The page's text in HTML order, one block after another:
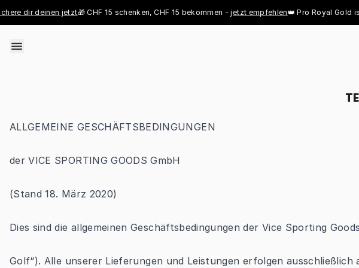
dir deinen jetzt 🎁 CHF 15 schenken, CHF 15 bekommen - jetzt empfehlen👑 Pro Royal Gold ist da
ALLGEMEINE GESCHÄFTSBEDINGUNGEN
der VICE SPORTING GOODS GmbH
(Stand 18. März 2020)
Dies sind die allgemeinen Geschäftsbedingungen der Vice Sporting
Golf“). Alle unserer Lieferungen und Leistungen erfolgen ausschließlich